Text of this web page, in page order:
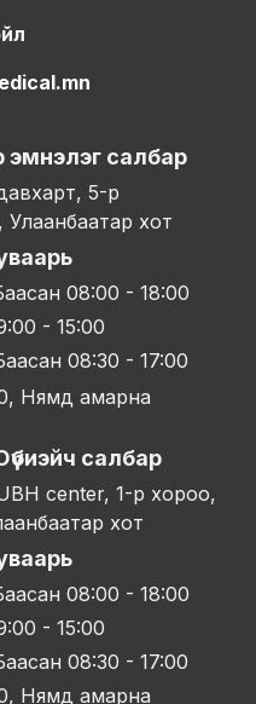
салбар
5-р
Улаанбаатар хот
08:00 - 18:00
- 15:00
08:30 - 17:00
Нямд амарна
салбар
center, 1-р хороо,
хот
08:00 - 18:00
- 15:00
08:30 - 17:00
Нямд амарна